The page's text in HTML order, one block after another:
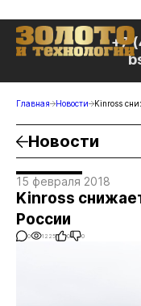
+7
Главная Новости Kinross
Новости
15 февраля 2018
Kinross
России
0 1225 0 0